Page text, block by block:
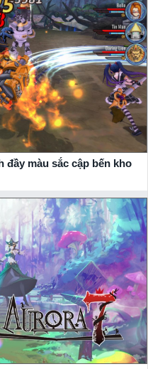
Vùng Đất Huyền Thoạicho
cho hệ điều hành của điện
tôi cam kết mang đến link
nhất từNPH VTC Game.
Đất Huyền Thoại siêu
để cập nhật những thông
đồng thời thu về thật nhiều
VTC Gamegửi tặng.
đầy màu sắc cập bến kho